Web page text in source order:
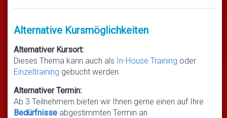
Alternative Kursmöglichkeiten
Alternativer Kursort:
Dieses Thema kann auch als In-House Training oder
Einzeltraining gebucht werden
Alternativer Termin:
Ab 3 Teilnehmern bieten wir Ihnen gerne einen auf Ihre
Bedürfnisse abgestimmten Termin an